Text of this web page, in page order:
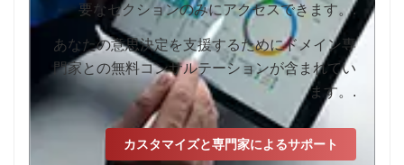
要なセクションのみにアクセスできます。.
あなたの意思決定を支援するためにドメイン専
門家との無料コンサルテーションが含まれてい
ます。.
カスタマイズと専門家によるサポート